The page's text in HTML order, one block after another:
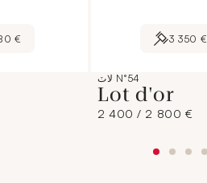
€ 3 350 €
لاٽ N°54
Lot d'or
2 400 / 2 800 €